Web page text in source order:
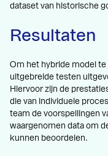
dataset van historische
Resultaten
Om het hybride model
uitgebreide testen
Hiervoor zijn de
die van individuele
team de voorspellingen
waargenomen data om
kunnen beoordelen.